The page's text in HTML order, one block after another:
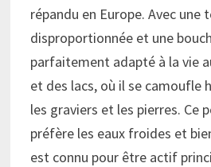
répandu en Europe. Avec une
disproportionnée et une
parfaitement adapté à la vie
et des lacs, où il se camoufle
les graviers et les pierres. Ce
préfère les eaux froides et
est connu pour être actif